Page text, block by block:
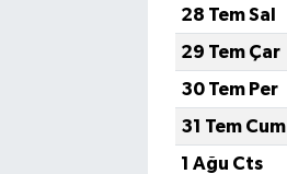
28 Tem Sal
29 Tem Çar
30 Tem Per
31 Tem Cum
1 Ağu Cts